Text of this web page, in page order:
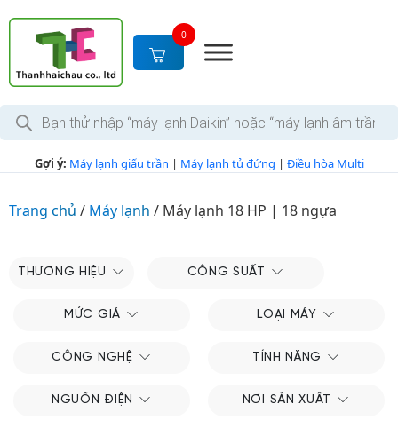
c
0
T
m
i Gợi ý: Máy lạnh giấu trần | Máy lạnh tủ đứng | Điều hòa Multi
Trang chủ / Máy lạnh / Máy lạnh 18 HP | 18 ngựa
THƯƠNG HIỆU CÔNG SUẤT
MỨC GIÁ LOẠI MÁY
CÔNG NGHỆ TÍNH NĂNG
NGUỒN ĐIỆN NƠI SẢN XUẤT